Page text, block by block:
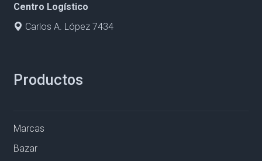
Centro Logístico
Carlos A. López 7434
Productos
Marcas
Bazar